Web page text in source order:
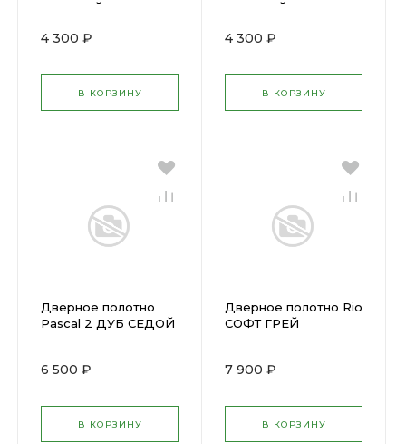
СВЕТЛЫЙ
4 300 ₽
В КОРЗИНУ
СВЕТЛЫЙ
4 300 ₽
В КОРЗИНУ
Дверное полотно
Pascal 2 ДУБ СЕДОЙ
6 500 ₽
В КОРЗИНУ
Дверное полотно Rio
СОФТ ГРЕЙ
мателюкс,38мм,экошпон
7 900 ₽
В КОРЗИНУ